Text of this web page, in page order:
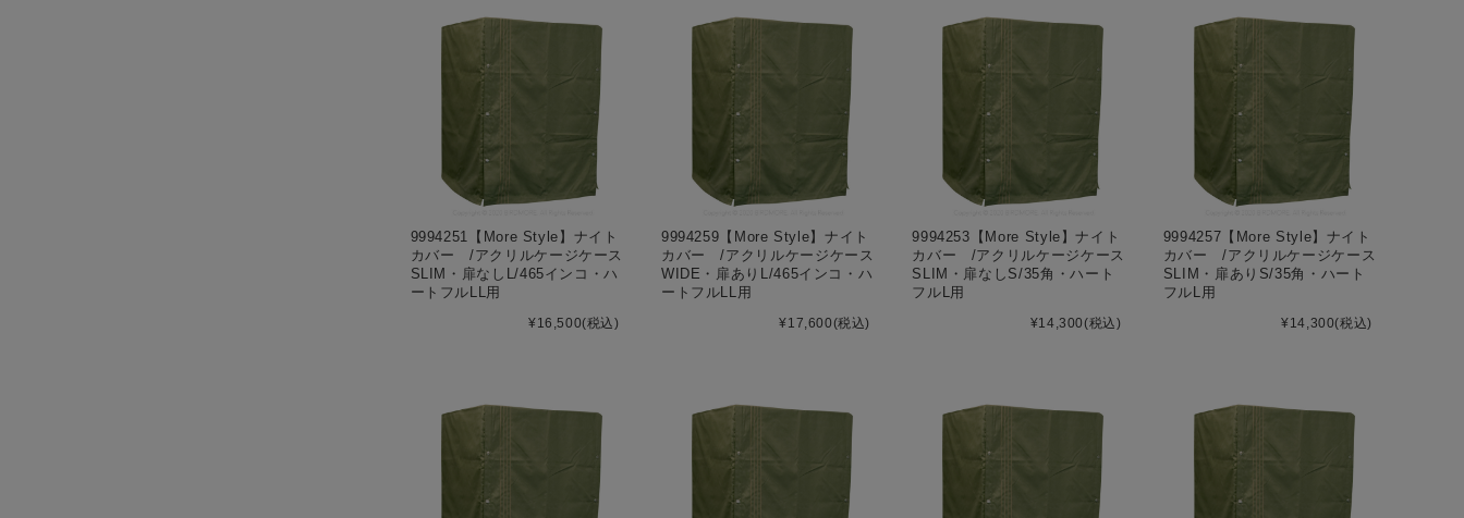
9994251【More Style】ナイト
カバー /アクリルケージケース
SLIM・扉なしL/465インコ・ハ
ートフルLL用
¥16,500(税込)
9994259【More Style】ナイト
カバー /アクリルケージケース
WIDE・扉ありL/465インコ・ハ
ートフルLL用
¥17,600(税込)
9994253【More Style】ナイト
カバー /アクリルケージケース
SLIM・扉なしS/35角・ハート
フルL用
¥14,300(税込)
9994257【More Style】ナイト
カバー /アクリルケージケース
SLIM・扉ありS/35角・ハート
フルL用
¥14,300(税込)